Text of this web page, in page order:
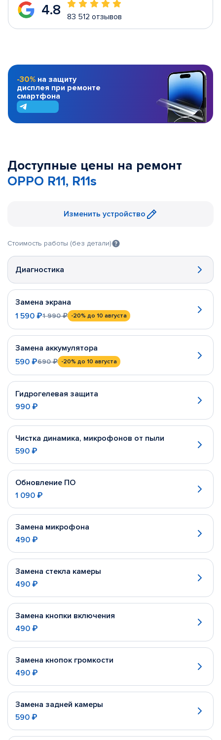
4.8 83 512 отзывов
-30% на защиту
дисплея при ремонте
смартфона
Доступные цены на ремонт
OPPO R11, R11s
Изменить устройство
Стоимость работы (без детали)
Диагностика
Замена экрана
1 590 ₽1 990 ₽ -20% до 10 августа
Замена аккумулятора
590 ₽690 ₽ -20% до 10 августа
Гидрогелевая защита
990 ₽
Чистка динамика, микрофонов от пыли
590 ₽
Обновление ПО
1 090 ₽
Замена микрофона
490 ₽
Замена стекла камеры
490 ₽
Замена кнопки включения
490 ₽
Замена кнопок громкости
490 ₽
Замена задней камеры
590 ₽